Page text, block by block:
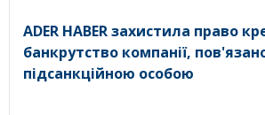
ADER HABER захистила право
банкрутство компанії,
підсанкційною особою